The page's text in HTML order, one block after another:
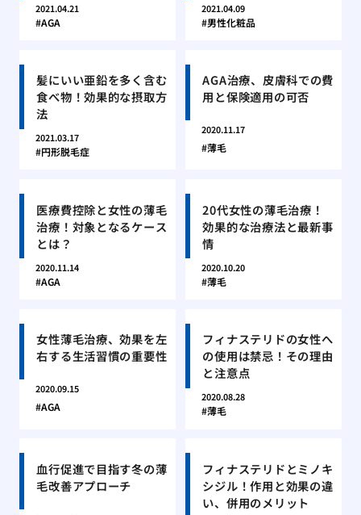
2021.04.21
AGA
2021.04.09
男性化粧品
髪にいい亜鉛を多く含む
食べ物！効果的な摂取方
法
2021.03.17
円形脱毛症
AGA治療、皮膚科での費
用と保険適用の可否
2020.11.17
薄毛
医療費控除と女性の薄毛
治療！対象となるケース
とは？
2020.11.14
AGA
20代女性の薄毛治療！
効果的な治療法と最新事
情
2020.10.20
薄毛
女性薄毛治療、効果を左
右する生活習慣の重要性
2020.09.15
AGA
フィナステリドの女性へ
の使用は禁忌！その理由
と注意点
2020.08.28
薄毛
血行促進で目指す冬の薄
毛改善アプローチ
フィナステリドとミノキ
シジル！作用と効果の違
い、併用のメリット